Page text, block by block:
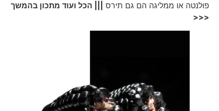
פולנטה או ממליגה הם גם תירס||| הכל ועוד מתכון בהמשך
<<<